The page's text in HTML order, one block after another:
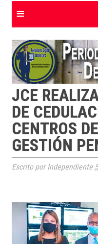
≡
JCE
DE
CENTROS
GESTIÓN
Escrito por Independiente